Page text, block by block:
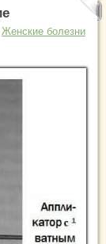
Женские болезни